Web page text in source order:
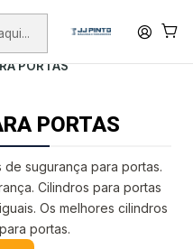
+75€ (excepto ilhas)
FERRAGENS
PORTAS
PORTAS
de sugurança para portas.
Cilindros para portas
Os melhores cilindros
portas.